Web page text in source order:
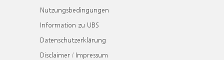
Nutzungsbedingungen
Information zu UBS
Datenschutzerklärung
Disclaimer / Impressum